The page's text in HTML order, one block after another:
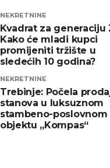
NEKRETNINE
Kvadrat za generaciju
Kako će mladi kupci
promijeniti tržište u
sledećih 10 godina?
NEKRETNINE
Trebinje: Počela
stanova u luksuznom
stambeno-poslovnom
objektu „Kompas“